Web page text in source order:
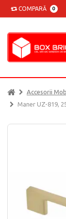
COMPARĂ 0
Accesorii
Maner UZ-819,